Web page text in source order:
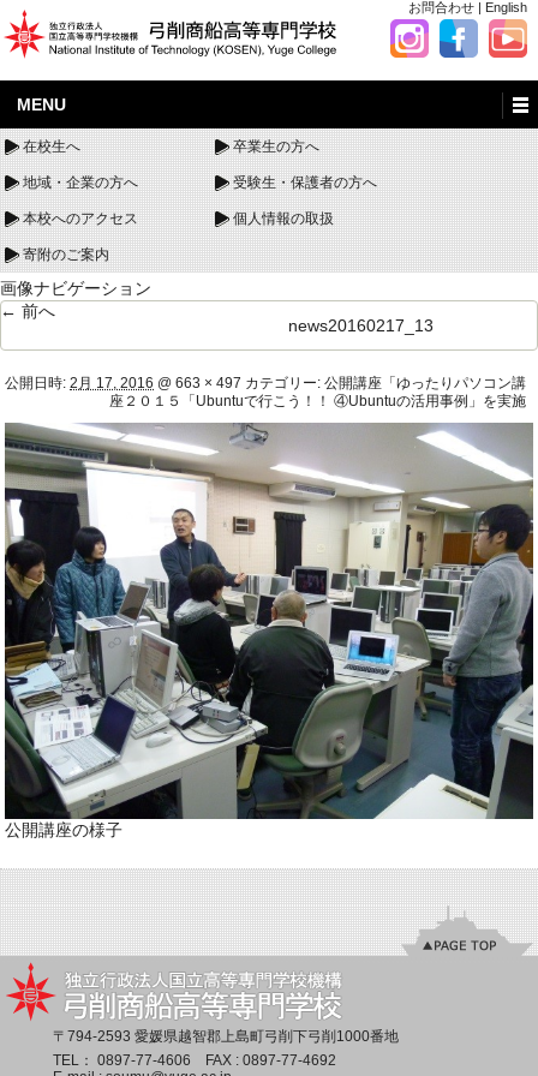
お問合わせ | English
MENU
在校生へ 卒業生の方へ
地域・企業の方へ 受験生・保護者の方へ
本校へのアクセス 個人情報の取扱
寄附のご案内
画像ナビゲーション
← 前へ
news20160217_13
公開日時: 2月 17, 2016 @ 663 × 497 カテゴリー: 公開講座「ゆったりパソコン講
座２０１５「Ubuntuで行こう！！ ④Ubuntuの活用事例」を実施
公開講座の様子
〒794-2593 愛媛県越智郡上島町弓削下弓削1000番地
TEL： 0897-77-4606 FAX : 0897-77-4692